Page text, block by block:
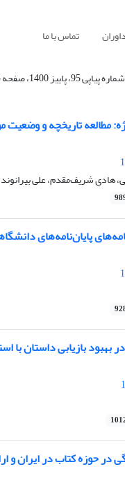
داوران تماس با ما
مطالعه تاریخچه و وضعیت
هادی شریف‌مقدم، علی بیرانوند
پایان‌نامه‌های
بهبود بازیابی داستان
حوزه کتاب در ایران و